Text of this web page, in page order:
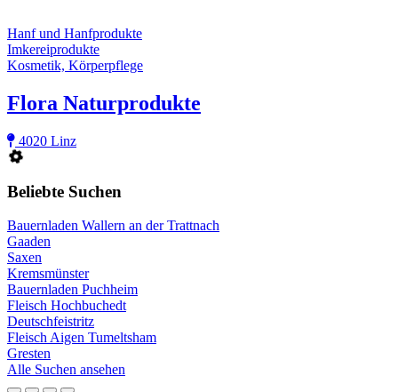
Hanf und Hanfprodukte
Imkereiprodukte
Kosmetik, Körperpflege
Flora Naturprodukte
4020 Linz
Beliebte Suchen
Bauernladen Wallern an der Trattnach
Gaaden
Saxen
Kremsmünster
Bauernladen Puchheim
Fleisch Hochbuchedt
Deutschfeistritz
Fleisch Aigen Tumeltsham
Gresten
Alle Suchen ansehen